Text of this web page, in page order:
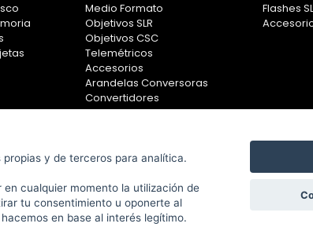
Medio Formato
Objetivos SLR
Objetivos CSC
Telemétricos
Accesorios
Arandelas Conversoras
Convertidores
Filtros
Flashes
© 2001-2024, Fotoboom, Fotonet, S.L. CIF. B-83430587
C/ San Romualdo Nº26 - 28037 Madrid - España
y de terceros para analítica.
cualquier momento la utilización de
tu consentimiento u oponerte al
en base al interés legítimo.